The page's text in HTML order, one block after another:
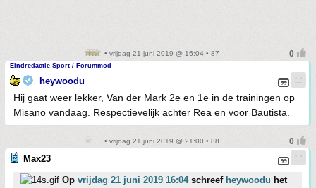
• vrijdag 21 juni 2019 @ 16:04 • 87
Eindredactie Sport / Forummod
heywoodu
Hij gaat weer lekker, Van der Mark 2e en 1e in de trainingen op
Misano vandaag. Respectievelijk achter Rea en voor Bautista.
• vrijdag 21 juni 2019 @ 21:00 • 88
Max23
Op vrijdag 21 juni 2019 16:04schreef heywoodu het